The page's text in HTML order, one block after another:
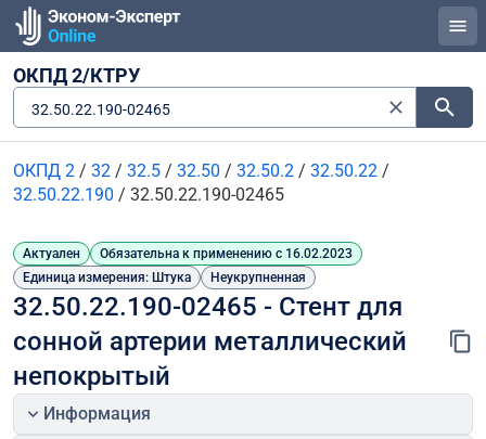
ОКПД 2/КТРУ
32.50.22.190-02465
ОКПД 2 / 32 / 32.5 / 32.50 / 32.50.2 / 32.50.22 /
32.50.22.190 / 32.50.22.190-02465
Актуален
Обязательна к применению с 16.02.2023
Единица измерения: Штука
Неукрупненная
32.50.22.190-02465 - Стент для
сонной артерии металлический
непокрытый
Информация